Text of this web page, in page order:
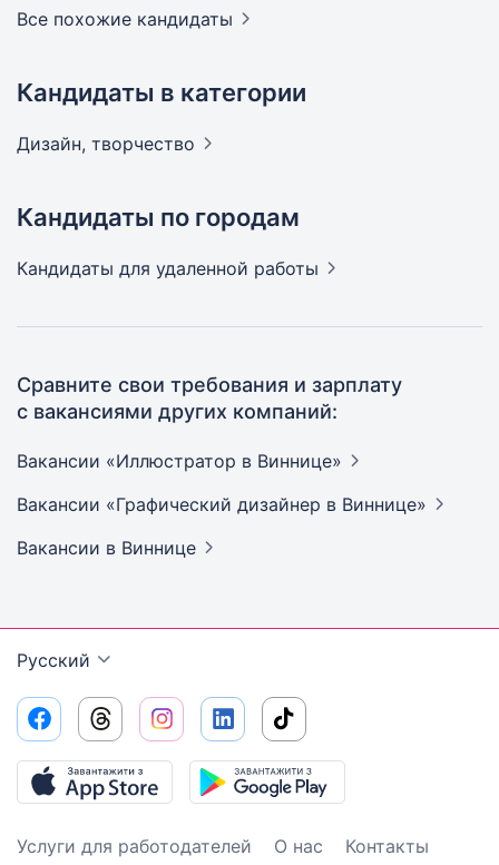
Все похожие кандидаты
Кандидаты в категории
Дизайн, творчество
Кандидаты по городам
Кандидаты для удаленной работы
Сравните свои требования и зарплату
с вакансиями других компаний:
Вакансии «Иллюстратор в Виннице»
Вакансии «Графический дизайнер в Виннице»
Вакансии в Виннице
Русский
Услуги для работодателей О нас Контакты